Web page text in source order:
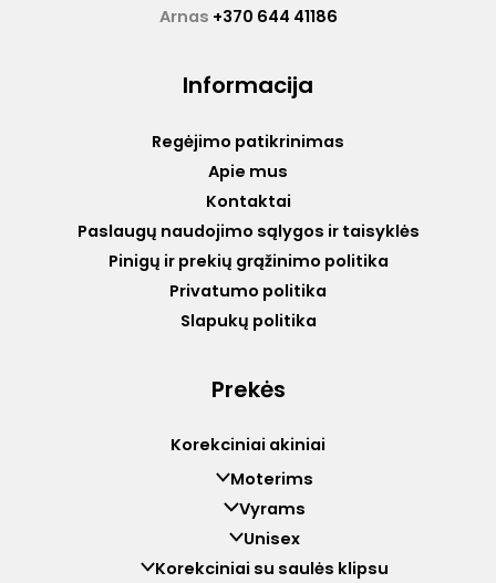
Arnas +370 644 41186
Informacija
Regėjimo patikrinimas
Apie mus
Kontaktai
Paslaugų naudojimo sąlygos ir taisyklės
Pinigų ir prekių grąžinimo politika
Privatumo politika
Slapukų politika
Prekės
Korekciniai akiniai
Moterims
Vyrams
Unisex
Korekciniai su saulės klipsu